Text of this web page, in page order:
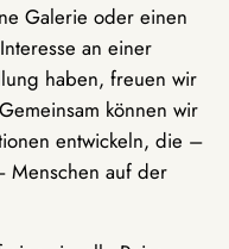
Galerie oder einen
an einer
haben, freuen wir
können wir
entwickeln, die –
Menschen auf der